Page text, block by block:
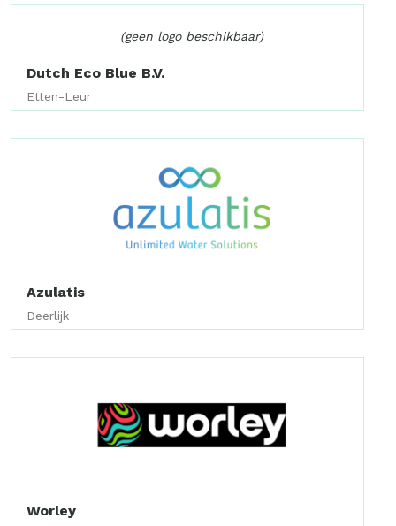
(geen logo beschikbaar)
Dutch Eco Blue B.V.
Etten-Leur
Azulatis
Deerlijk
Worley